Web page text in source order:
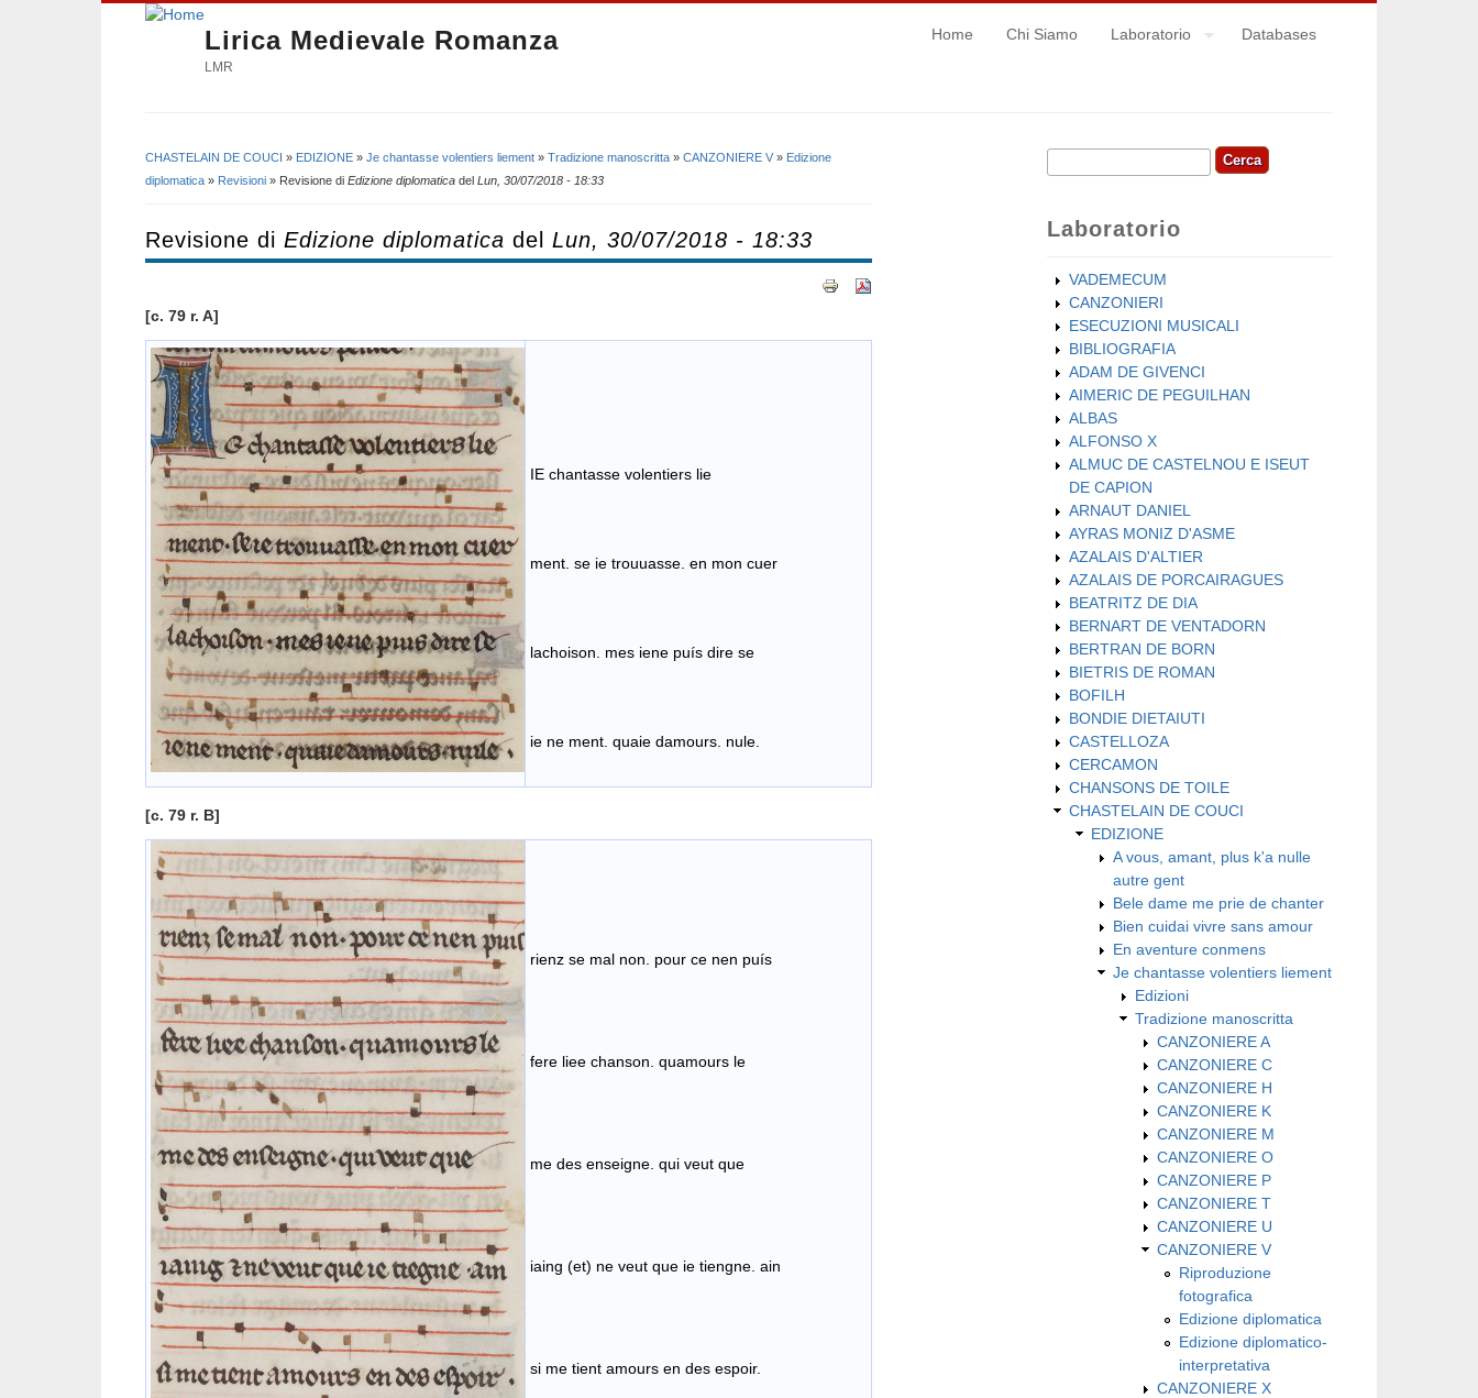
Lirica Medievale Romanza
LMR
Home Chi Siamo Laboratorio Databases
Tu sei qui
CHASTELAIN DE COUCI » EDIZIONE » Je chantasse volentiers liement » Tradizione manoscritta » CANZONIERE V » Edizione
diplomatica » Revisioni » Revisione di Edizione diplomatica del Lun, 30/07/2018 - 18:33
Revisione di Edizione diplomatica del Lun, 30/07/2018 - 18:33
[c. 79 r. A]
IE chantasse volentiers lie
ment. se ie trouuasse. en mon cuer
lachoison. mes iene puís dire se
ie ne ment. quaie damours. nule.
[c. 79 r. B]
rienz se mal non. pour ce nen puís
fere liee chanson. quamours le
me des enseigne. qui veut que
iaing (et) ne veut que ie tiengne. ain
si me tient amours en des espoir.
Form di ricerca
Cerca
Laboratorio
VADEMECUM
CANZONIERI
ESECUZIONI MUSICALI
BIBLIOGRAFIA
ADAM DE GIVENCI
AIMERIC DE PEGUILHAN
ALBAS
ALFONSO X
ALMUC DE CASTELNOU E ISEUT
DE CAPION
ARNAUT DANIEL
AYRAS MONIZ D'ASME
AZALAIS D'ALTIER
AZALAIS DE PORCAIRAGUES
BEATRITZ DE DIA
BERNART DE VENTADORN
BERTRAN DE BORN
BIETRIS DE ROMAN
BOFILH
BONDIE DIETAIUTI
CASTELLOZA
CERCAMON
CHANSONS DE TOILE
CHASTELAIN DE COUCI
EDIZIONE
A vous, amant, plus k'a nulle
autre gent
Bele dame me prie de chanter
Bien cuidai vivre sans amour
En aventure conmens
Je chantasse volentiers liement
Edizioni
Tradizione manoscritta
CANZONIERE A
CANZONIERE C
CANZONIERE H
CANZONIERE K
CANZONIERE M
CANZONIERE O
CANZONIERE P
CANZONIERE T
CANZONIERE U
CANZONIERE V
Riproduzione
fotografica
Edizione diplomatica
Edizione diplomatico-
interpretativa
CANZONIERE X